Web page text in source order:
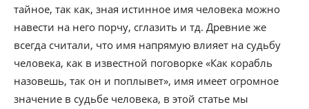
тайное, так как, зная истинное имя человека можно
навести на него порчу, сглазить и тд. Древние же
всегда считали, что имя напрямую влияет на судьбу
человека, как в известной поговорке «Как корабль
назовешь, так он и поплывет», имя имеет огромное
значение в судьбе человека, в этой статье мы